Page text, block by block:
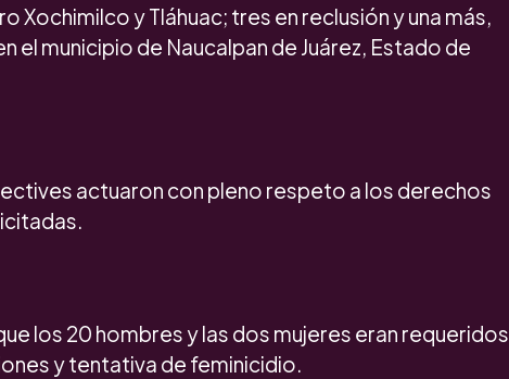
Xochimilco y Tláhuac; tres en reclusión y una más,
el municipio de Naucalpan de Juárez, Estado de
actuaron con pleno respeto a los derechos
los 20 hombres y las dos mujeres eran requeridos
y tentativa de feminicidio.